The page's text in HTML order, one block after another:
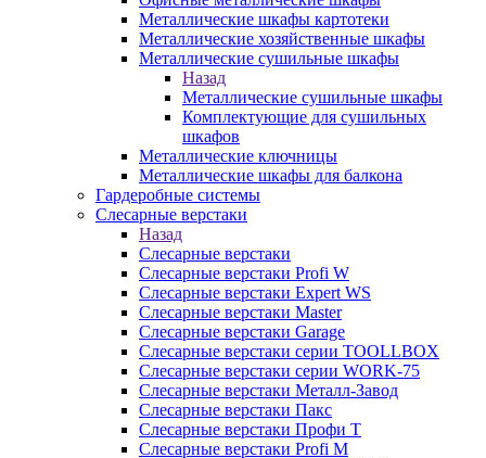
Металлические шкафы картотеки
Металлические хозяйственные шкафы
Металлические сушильные шкафы
Назад
Металлические сушильные шкафы
Комплектующие для сушильных
шкафов
Металлические ключницы
Металлические шкафы для балкона
Гардеробные системы
Слесарные верстаки
Назад
Слесарные верстаки
Слесарные верстаки Profi W
Слесарные верстаки Expert WS
Слесарные верстаки Master
Слесарные верстаки Garage
Слесарные верстаки серии TOOLLBOX
Слесарные верстаки серии WORK-75
Слесарные верстаки Металл-Завод
Слесарные верстаки Пакс
Слесарные верстаки Профи Т
Слесарные верстаки Profi M